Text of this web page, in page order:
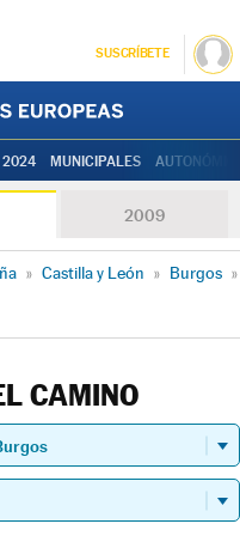
SUSCRÍBETE
2024 MUNICIPALES
2009
» Castilla y León » Burgos »
CAMINO